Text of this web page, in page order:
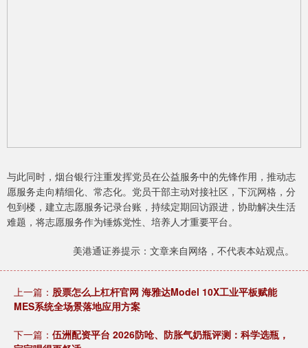
与此同时，烟台银行注重发挥党员在公益服务中的先锋作用，推动志
愿服务走向精细化、常态化。党员干部主动对接社区，下沉网格，分
包到楼，建立志愿服务记录台账，持续定期回访跟进，协助解决生活
难题，将志愿服务作为锤炼党性、培养人才重要平台。
美港通证券提示：文章来自网络，不代表本站观点。
上一篇： 股票怎么上杠杆官网 海雅达Model 10X工业平板赋能
MES系统全场景落地应用方案
下一篇： 伍洲配资平台 2026防呛、防胀气奶瓶评测：科学选瓶，